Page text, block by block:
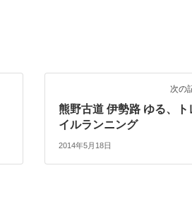
次の
熊野古道 伊勢路 ゆる、ト
イルランニング
2014年5月18日